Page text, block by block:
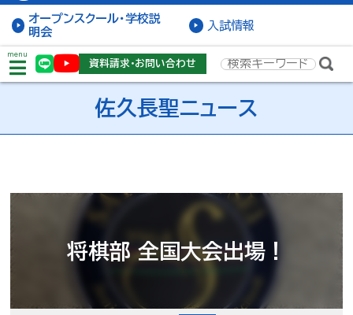
オープンスクール・学校説
明会
入試情報
menu
資料請求・お問い合わせ
佐久長聖ニュース
将棋部 全国大会出場！